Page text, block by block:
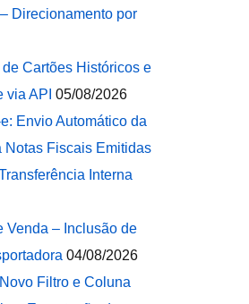
Direcionamento por
Cartões Históricos e
via API 05/08/2026
Envio Automático da
Notas Fiscais Emitidas
Interna
Venda – Inclusão de
04/08/2026
Filtro e Coluna